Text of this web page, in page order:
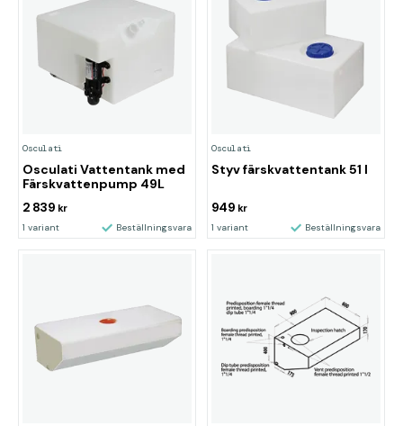
Osculati
Osculati Vattentank med
Färskvattenpump 49L
2 839 kr
1 variant Beställningsvara
Osculati
Styv färskvattentank 51 l
949 kr
1 variant Beställningsvara